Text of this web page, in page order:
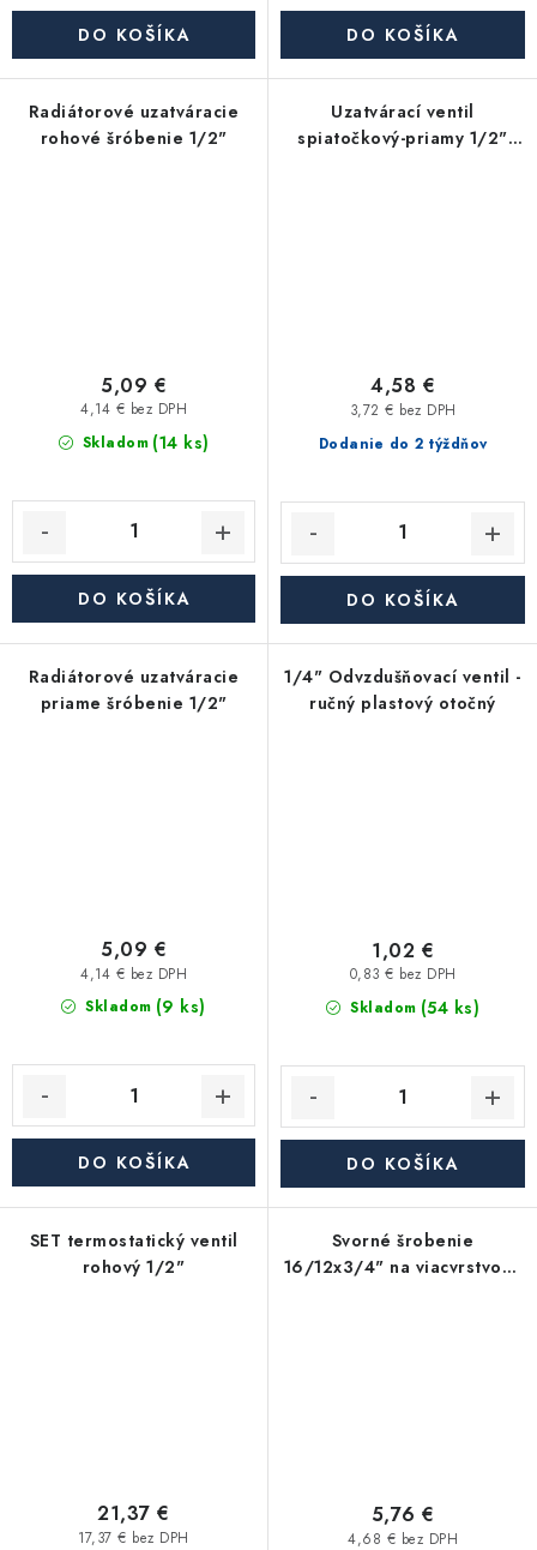
DO KOŠÍKA DO KOŠÍKA
Radiátorové uzatváracie
rohové šróbenie 1/2"
Skladom (14 ks)
4,14 € bez DPH
5,09 €
DO KOŠÍKA
Uzatvárací ventil
spiatočkový-priamy 1/2"
Dodanie do 2 týždňov
3,72 € bez DPH
4,58 €
DO KOŠÍKA
Radiátorové uzatváracie
priame šróbenie 1/2"
Skladom (9 ks)
4,14 € bez DPH
5,09 €
DO KOŠÍKA
1/4" Odvzdušňovací ventil -
ručný plastový otočný
Skladom (54 ks)
0,83 € bez DPH
1,02 €
DO KOŠÍKA
SET termostatický ventil
rohový 1/2"
17,37 € bez DPH
21,37 €
Svorné šrobenie
16/12x3/4" na viacvrstvové
4,68 € bez DPH
5,76 €